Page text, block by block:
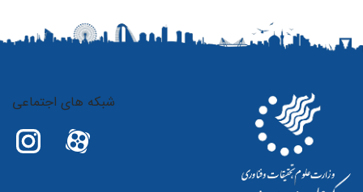
شبکه های اجتماعی